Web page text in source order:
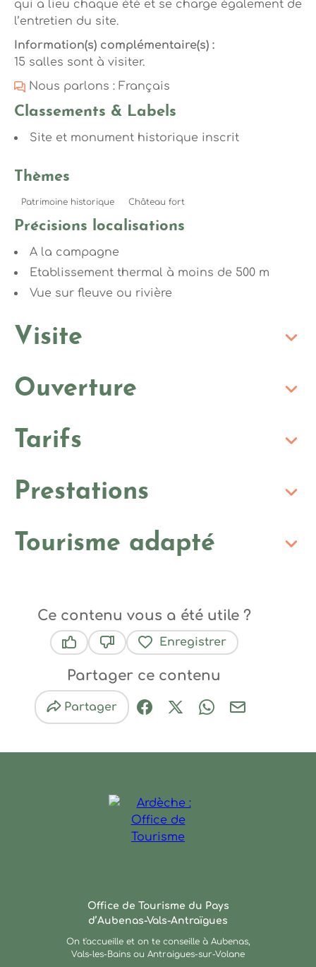
qui a lieu chaque été et se charge également de
l’entretien du site.
Information(s) complémentaire(s) :
15 salles sont à visiter.
Nous parlons : Français
Classements & Labels
Site et monument historique inscrit
Thèmes
Patrimoine historique Château fort
Précisions localisations
A la campagne
Etablissement thermal à moins de 500 m
Vue sur fleuve ou rivière
Visite
Ouverture
Tarifs
Prestations
Tourisme adapté
Ce contenu vous a été utile ?
Enregistrer
Partager ce contenu
Partager
Partager sur Facebook
Partager sur X / Twitter
Partager sur
Partager par
Office de Tourisme du Pays
d’Aubenas-Vals-Antraïgues
On t'accueille et on te conseille à Aubenas,
Vals-les-Bains ou Antraigues-sur-Volane